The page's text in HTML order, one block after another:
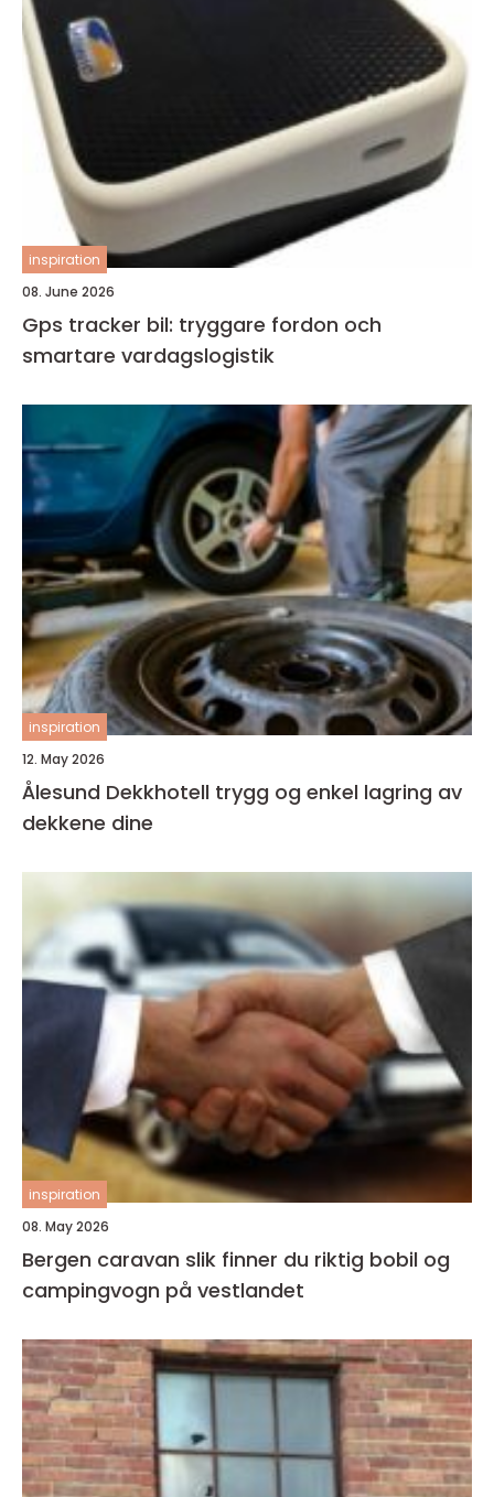
inspiration
08. June 2026
Gps tracker bil: tryggare fordon och
smartare vardagslogistik
inspiration
12. May 2026
Ålesund Dekkhotell trygg og enkel lagring av
dekkene dine
inspiration
08. May 2026
Bergen caravan slik finner du riktig bobil og
campingvogn på vestlandet